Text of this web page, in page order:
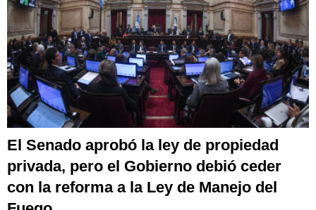
El Senado aprobó la ley de propiedad
privada, pero el Gobierno debió ceder
con la reforma a la Ley de Manejo del